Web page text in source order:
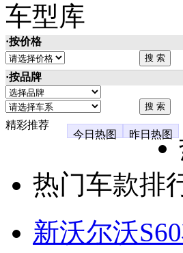
车型库
·按价格
·按品牌
精彩推荐
今日热图
昨日热图
热门车款排
新沃尔沃